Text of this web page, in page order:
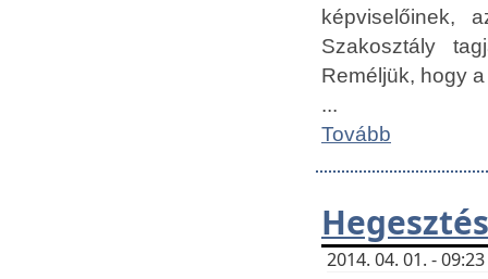
képviselőinek,
Szakosztály
Reméljük, hogy
...
Tovább
2014. 04. 01. -